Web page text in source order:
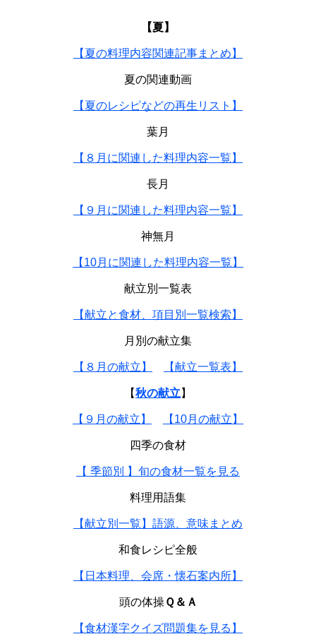
【夏】
【夏の料理内容関連記事まとめ】
夏の関連動画
【夏のレシピなどの再生リスト】
葉月
【８月に関連した料理内容一覧】
長月
【９月に関連した料理内容一覧】
神無月
【10月に関連した料理内容一覧】
献立別一覧表
【献立と食材、項目別一覧検索】
月別の献立集
【８月の献立】 【献立一覧表】
【秋の献立 】
【９月の献立】 【10月の献立】
四季の食材
【 季節別 】旬の食材一覧を見る
料理用語集
【献立別一覧】語源、意味まとめ
和食レシピ全般
【日本料理、会席・懐石案内所】
頭の体操Ｑ＆Ａ
【食材漢字クイズ問題集を見る】